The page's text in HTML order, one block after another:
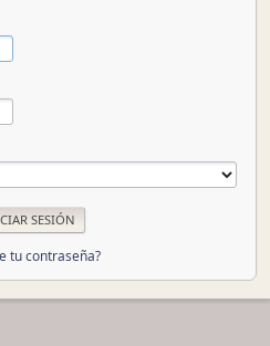
tu contraseña?